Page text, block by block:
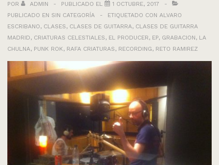
POR ADMIN PUBLICADO EL
1 OCTUBRE, 2017
PUBLICADO EN SIN CATEGORÍA ETIQUETADO CON ALVARO
ESCRIBANO, CLASES, CLASES DE GUITARRA, CLASES DE GUITARRA
MADRID, CRIATURAS CELESTIALES, EL PRODUCER, EP, GRABACION, LA
CHULNA, PUNK ROK, RAFA CRIATURAS, RECORDING, RETO RAMIREZ